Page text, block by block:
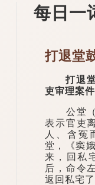
每日一
打退堂
打退堂
吏审理案
公堂（
表示官吏
人、含冤
堂，《窦
来，回私
后，命令
返回私宅了